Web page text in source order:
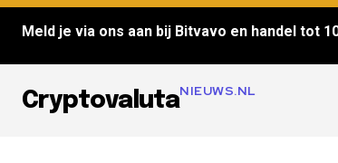
Meld je via ons aan bij Bitvavo en handel tot
CryptovalutaNIEUWS.NL